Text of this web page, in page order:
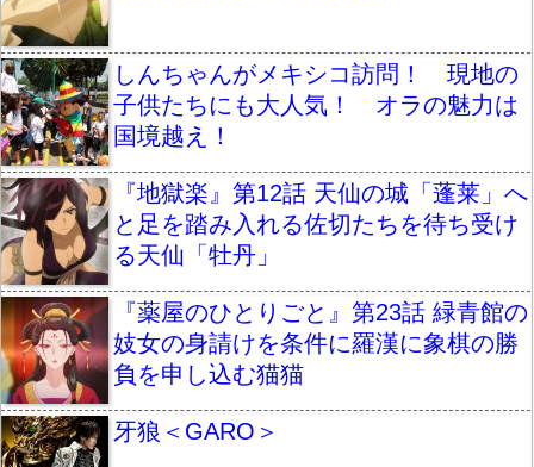
しんちゃんがメキシコ訪問！ 現地の
子供たちにも大人気！ オラの魅力は
国境越え！
『地獄楽』第12話 天仙の城「蓬莱」へ
と足を踏み入れる佐切たちを待ち受け
る天仙「牡丹」
『薬屋のひとりごと』第23話 緑青館の
妓女の身請けを条件に羅漢に象棋の勝
負を申し込む猫猫
牙狼＜GARO＞